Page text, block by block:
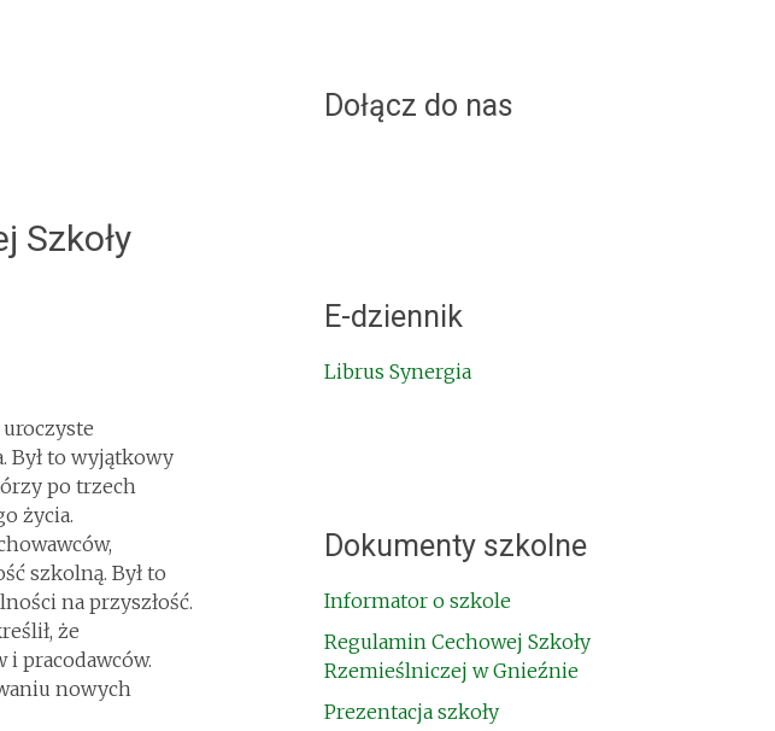
Szkoły
Był to wyjątkowy
po trzech
życia.
szkolną. Był to
na przyszłość.
że
i pracodawców.
nowych
Dołącz do nas
E-dziennik
Librus Synergia
Dokumenty szkolne
Informator o szkole
Regulamin Cechowej Szkoły
Rzemieślniczej w Gnieźnie
Prezentacja szkoły